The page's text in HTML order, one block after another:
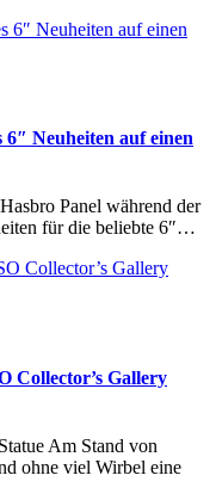
Neuheiten auf einen
Panel während der
für die beliebte 6″…
Collector’s Gallery
Am Stand von
ohne viel Wirbel eine